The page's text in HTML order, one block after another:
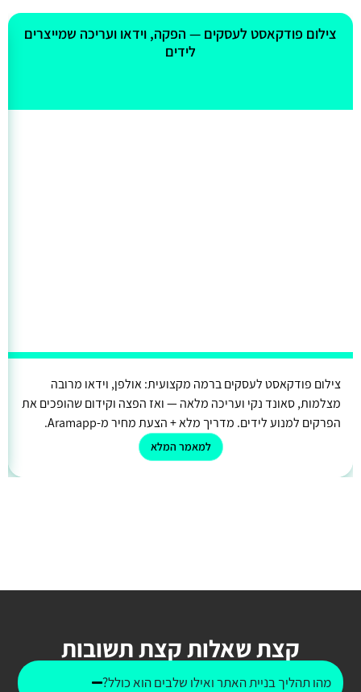
אולי יעניין אותך גם
צילום פודקאסט לעסקים — הפקה, וידאו ועריכה שמייצרים
לידים
צילום פודקאסט לעסקים ברמה מקצועית: אולפן, וידאו מרובה
מצלמות, סאונד נקי ועריכה מלאה — ואז הפצה וקידום שהופכים את
הפרקים למנוע לידים. מדריך מלא + הצעת מחיר מ-Aramapp.
למאמר המלא
קצת שאלות קצת תשובות
מהו תהליך בניית האתר ואילו שלבים הוא כולל?